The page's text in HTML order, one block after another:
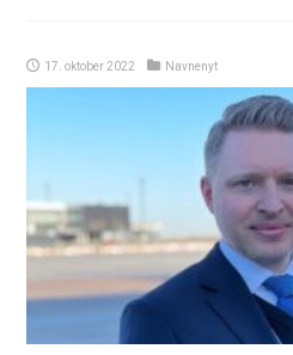
17. oktober 2022 Navnenyt